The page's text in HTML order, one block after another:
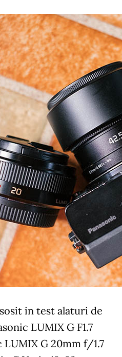
in test alaturi de
LUMIX G F1.7
LUMIX G 20mm f/1.7